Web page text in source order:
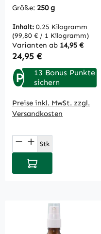
Größe: 250 g
Inhalt: 0.25 Kilogramm
(99,80 € / 1 Kilogramm)
Varianten ab 14,95 €
Regulärer Preis:
24,95 €
P
13 Bonus Punkte
sichern
Preise inkl. MwSt. zzgl.
Versandkosten
Produkt Anzahl:
Stk
In den Warenkorb